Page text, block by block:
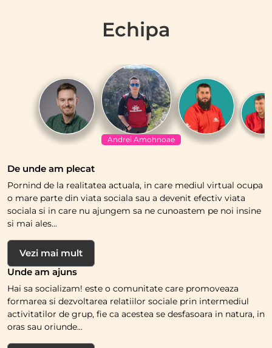
Echipa
Andrei Amohnoae
De unde am plecat
Pornind de la realitatea actuala, in care mediul virtual ocupa
o mare parte din viata sociala sau a devenit efectiv viata
sociala si in care nu ajungem sa ne cunoastem pe noi insine
si mai ales...
Vezi mai mult
Unde am ajuns
Hai sa socializam! este o comunitate care promoveaza
formarea si dezvoltarea relatiilor sociale prin intermediul
activitatilor de grup, fie ca acestea se desfasoara in natura, in
oras sau oriunde...